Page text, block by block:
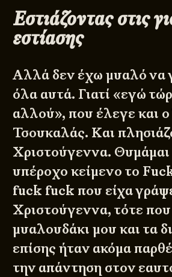
Εστιάζοντας στις
εστίασης
Αλλά δεν έχω μυαλό να
όλα αυτά. Γιατί «εγώ
αλλού», που έλεγε και
Τσουκαλάς. Και
Χριστούγεννα. Θυμάμαι
υπέροχο κείμενο το
fuck fuck που είχα
Χριστούγεννα, τότε
μυαλουδάκι μου και τα
επίσης ήταν ακόμα
την απάντηση στον